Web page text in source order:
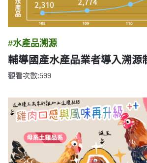
#水產品溯源
輔導國產水產品業者導入溯源
觀看次數:599